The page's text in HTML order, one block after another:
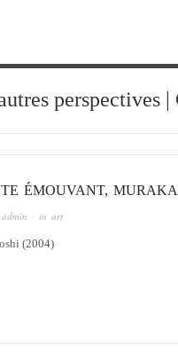
perspectives
ÉMOUVANT,
admin · in art
(2004)